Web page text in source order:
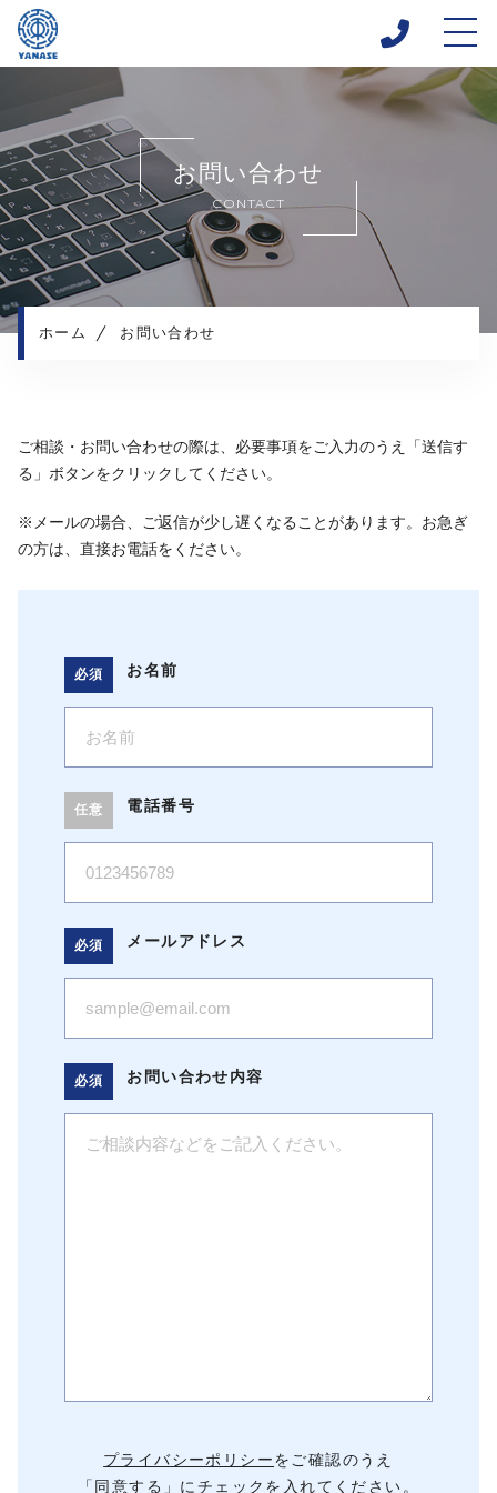
キャンペーン
業務内容紹介
施工実績
施工の流れ
お問い合わせ
CONTACT
ホーム お問い合わせ
ご相談・お問い合わせの際は、必要事項をご入力のうえ
「送信す
る」ボタンをクリックしてください。
※メールの場合、ご返信が少し遅くなることがあります。 お急ぎ
の方は、直接お電話をください。
お名前
電話番号
メールアドレス
お問い合わせ内容
プライバシーポリシーをご確認のうえ
「同意する」にチェックを入れてください。